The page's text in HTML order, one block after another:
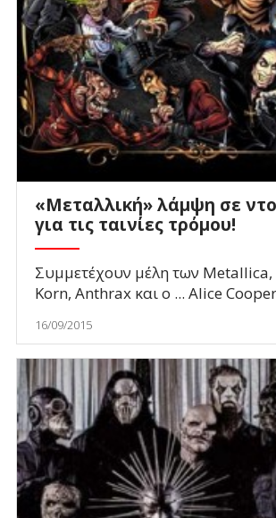
«Μεταλλική» λάμψη σε
για τις ταινίες τρόμου!
Συμμετέχουν μέλη των
Korn, Anthrax και ο ... Alice Cooper
16/09/2015